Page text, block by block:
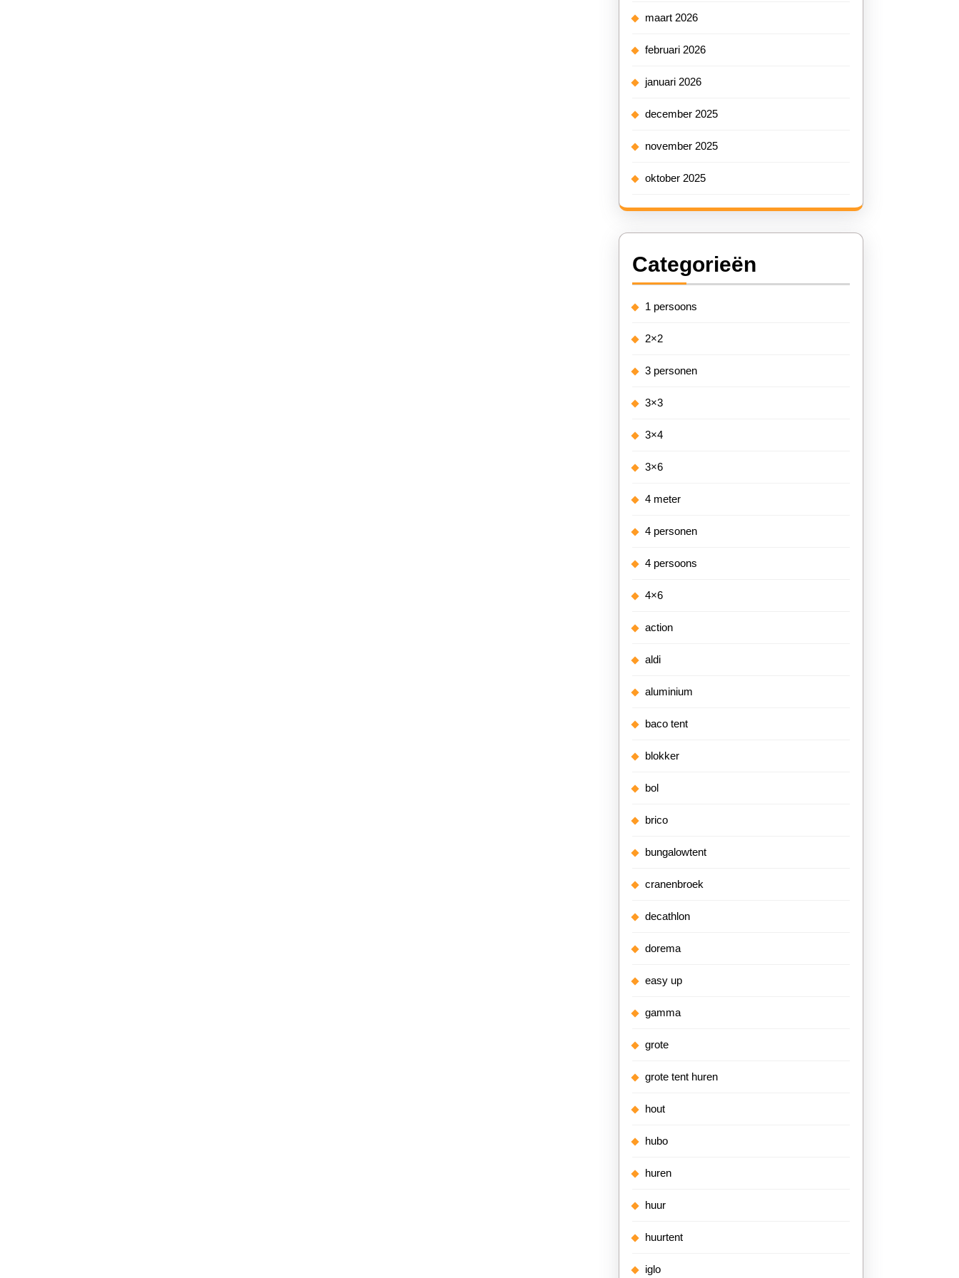
maart 2026
februari 2026
januari 2026
december 2025
november 2025
oktober 2025
Categorieën
1 persoons
2×2
3 personen
3×3
3×4
3×6
4 meter
4 personen
4 persoons
4×6
action
aldi
aluminium
baco tent
blokker
bol
brico
bungalowtent
cranenbroek
decathlon
dorema
easy up
gamma
grote
grote tent huren
hout
hubo
huren
huur
huurtent
iglo